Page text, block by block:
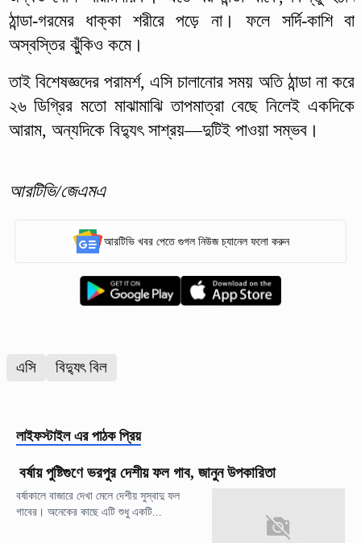
ঠান্ডা-গরমের ধাক্কা শরীরে পড়ে না। ফলে সর্দি-কাশি বা
অস্বস্তির ঝুঁকিও কমে।
তাই বিশেষজ্ঞদের পরামর্শ, এসি চালানোর সময় অতি ঠান্ডা না করে
২৬ ডিগ্রির মতো মাঝামাঝি তাপমাত্রা বেছে নিলেই একদিকে
আরাম, অন্যদিকে বিদ্যুৎ সাশ্রয়—দুটিই পাওয়া সম্ভব।
আরটিভি/জেএমএ
আরটিভি খবর পেতে গুগল নিউজ চ্যানেল ফলো করুন
এসি বিদ্যুৎ বিল
লাইফস্টাইল এর পাঠক প্রিয়
বর্ষায় পুষ্টিগুণে ভরপুর দেশীয় ফল গাব, জানুন উপকারিতা
বর্ষাকালে বাজারে দেখা মেলে দেশীয় সুস্বাদু ফল
গাবের। অনেকের কাছে এটি শুধু একটি...